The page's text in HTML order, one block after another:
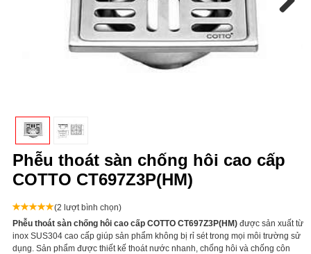
Phễu thoát sàn chống hôi cao cấp
COTTO CT697Z3P(HM)
(2 lượt bình chọn)
Phễu thoát sàn chống hôi cao cấp COTTO CT697Z3P(HM) được sản xuất từ
inox SUS304 cao cấp giúp sản phẩm không bị rỉ sét trong mọi môi trường sử
dụng. Sản phẩm được thiết kế thoát nước nhanh, chống hôi và chống côn